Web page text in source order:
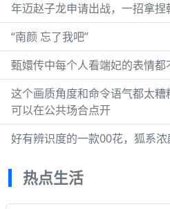
年迈赵子龙申请出战，一招拿捏
“南颜 忘了我吧”
甄嬛传中每个人看端妃的表情都
这个画质角度和命令语气都太糟
可以在公共场合点开
好有辨识度的一款00花，狐系
热点生活